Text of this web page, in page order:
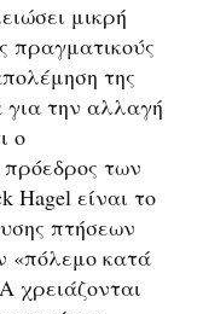
μικρή
πραγματικούς
της
την αλλαγή
ο
των
Hagel είναι το
πτήσεων
«πόλεμο κατά
χρειάζονται